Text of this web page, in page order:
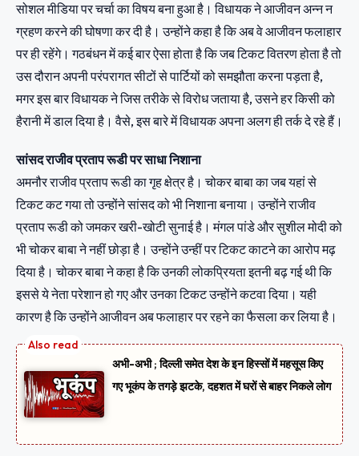
सोशल मीडिया पर चर्चा का विषय बना हुआ है। विधायक ने आजीवन अन्न न
ग्रहण करने की घोषणा कर दी है। उन्होंने कहा है कि अब वे आजीवन फलाहार
पर ही रहेंगे। गठबंधन में कई बार ऐसा होता है कि जब टिकट वितरण होता है तो
उस दौरान अपनी परंपरागत सीटों से पार्टियों को समझौता करना पड़ता है,
मगर इस बार विधायक ने जिस तरीके से विरोध जताया है, उसने हर किसी को
हैरानी में डाल दिया है। वैसे, इस बारे में विधायक अपना अलग ही तर्क दे रहे हैं।
सांसद राजीव प्रताप रूडी पर साधा निशाना
अमनौर राजीव प्रताप रूडी का गृह क्षेत्र है। चोकर बाबा का जब यहां से
टिकट कट गया तो उन्होंने सांसद को भी निशाना बनाया। उन्होंने राजीव
प्रताप रूडी को जमकर खरी-खोटी सुनाई है। मंगल पांडे और सुशील मोदी को
भी चोकर बाबा ने नहीं छोड़ा है। उन्होंने उन्हीं पर टिकट काटने का आरोप मढ़
दिया है। चोकर बाबा ने कहा है कि उनकी लोकप्रियता इतनी बढ़ गई थी कि
इससे ये नेता परेशान हो गए और उनका टिकट उन्होंने कटवा दिया। यही
कारण है कि उन्होंने आजीवन अब फलाहार पर रहने का फैसला कर लिया है।
अभी-अभी ; दिल्ली समेत देश के इन हिस्सों में महसूस किए
गए भूकंप के तगड़े झटके, दहशत में घरों से बाहर निकले लोग